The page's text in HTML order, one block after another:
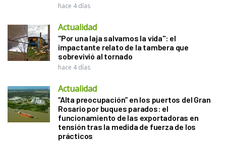
hace 4 días
Actualidad
"Por una laja salvamos la vida": el
impactante relato de la tambera que
sobrevivió al tornado
hace 4 días
Actualidad
“Alta preocupación” en los puertos del Gran
Rosario por buques parados: el
funcionamiento de las exportadoras en
tensión tras la medida de fuerza de los
prácticos